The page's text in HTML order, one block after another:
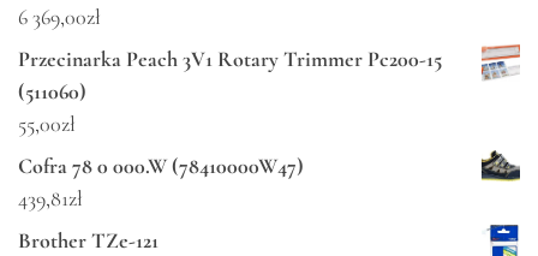
6 369,00zł
Przecinarka Peach 3V1 Rotary Trimmer Pc200-15
(511060)
55,00zł
Cofra 78 0 000.W (78410000W47)
439,81zł
Brother TZe-121